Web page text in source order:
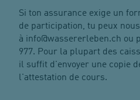
Si ton assurance exige un
de participation, tu peux
à info@wassererleben.ch ou
977. Pour la plupart des
il suffit d'envoyer une copie
l'attestation de cours.